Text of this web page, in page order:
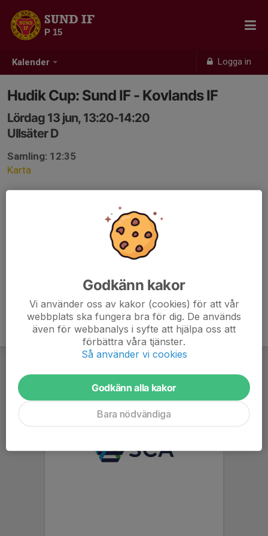
Kalender Logga in
SUND IF
P 15
Hudik Cup: Sund IF - Kovlands IF
Lördag 13 jun, 13:20-14:20
Ullsäter D
Samling: 12:35
Karta
Godkänn kakor
Vi använder oss av kakor (cookies) för att vår
webbplats ska fungera bra för dig. De används
även för webbanalys i syfte att hjälpa oss att
förbättra våra tjänster.
Så använder vi cookies
Godkänn alla kakor
Bara nödvändiga